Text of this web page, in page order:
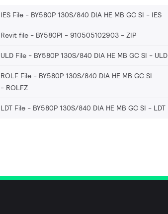
IES File - BY580P 130S/840 DIA HE MB GC SI IES
Revit file - BY580PI - 910505102903 ZIP
ULD File - BY580P 130S/840 DIA HE MB GC SI ULD
ROLF File - BY580P 130S/840 DIA HE MB GC SI
ROLFZ
LDT File - BY580P 130S/840 DIA HE MB GC SI LDT